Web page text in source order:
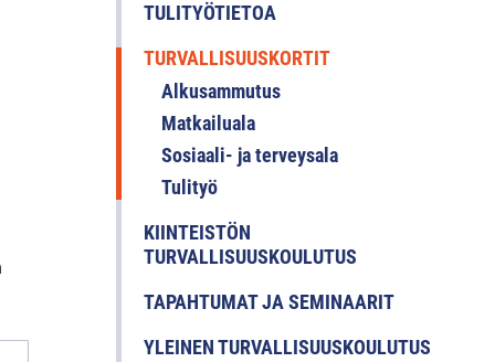
TULITYÖTIETOA
TURVALLISUUSKORTIT
Alkusammutus
Matkailuala
Sosiaali- ja terveysala
Tulityö
KIINTEISTÖN
TURVALLISUUSKOULUTUS
TAPAHTUMAT JA SEMINAARIT
YLEINEN TURVALLISUUSKOULUTUS